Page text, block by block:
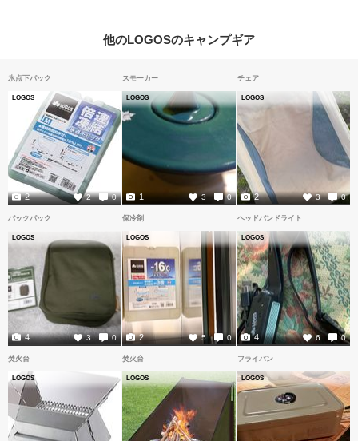
他のLOGOSのキャンプギア
氷点下パック
LOGOS
2 0
2
スモーカー
LOGOS
3 0
1
チェア
LOGOS
3 0
2
バックパック
LOGOS
3 0
4
保冷剤
LOGOS
5 0
2
ヘッドバンドライト
LOGOS
6 0
4
焚火台
LOGOS
焚火台
LOGOS
フライパン
LOGOS